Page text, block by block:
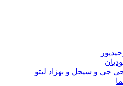
و بهزاد لیتو